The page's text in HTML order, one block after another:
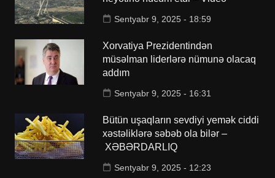
Sentyabr 9, 2025 - 18:59
Xorvatiya Prezidentindən
müsəlman liderlərə nümunə olacaq
addım
Sentyabr 9, 2025 - 16:31
Bütün uşaqların sevdiyi yemək ciddi
xəstəliklərə səbəb ola bilər –
XƏBƏRDARLIQ
Sentyabr 9, 2025 - 12:23